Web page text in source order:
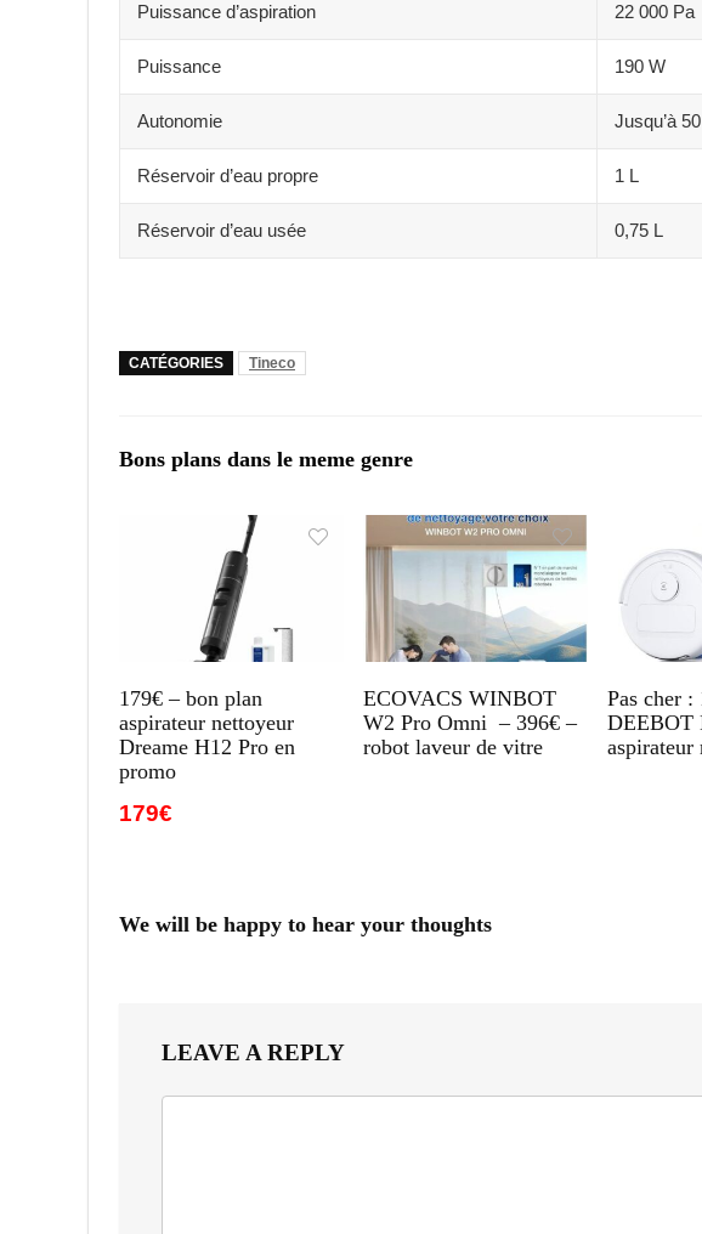
Puissance d’aspiration 22 000 Pa
Puissance 190 W
Autonomie Jusqu’à
Réservoir d’eau propre 1 L
Réservoir d’eau usée 0,75 L
CATÉGORIES Tineco
Bons plans dans le meme genre
179€ – bon plan
aspirateur nettoyeur
Dreame H12 Pro en
promo
179€
ECOVACS WINBOT
W2 Pro Omni – 396€ –
robot laveur de vitre
Pas cher :
DEEBOT
aspirateur
We will be happy to hear your thoughts
LEAVE A REPLY